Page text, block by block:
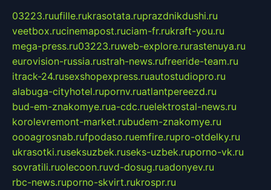
03223.ruufille.rukrasotata.ruprazdnikdushi.ru
veetbox.rucinemapost.ruciam-fr.rukraft-you.ru
mega-press.ru03223.ruweb-explore.rurastenuya.ru
eurovision-russia.rustrah-news.rufreeride-team.ru
itrack-24.rusexshopexpress.ruautostudiopro.ru
alabuga-cityhotel.rupornv.ruatlantpereezd.ru
bud-em-znakomye.rua-cdc.ruelektrostal-news.ru
korolevremont-market.rubudem-znakomye.ru
oooagrosnab.rufpodaso.ruemfire.rupro-otdelky.ru
ukrasotki.ruseksuzbek.ruseks-uzbek.ruporno-vk.ru
sovratili.ruolecoon.ruvd-dosug.ruadonyev.ru
rbc-news.ruporno-skvirt.rukrospr.ru